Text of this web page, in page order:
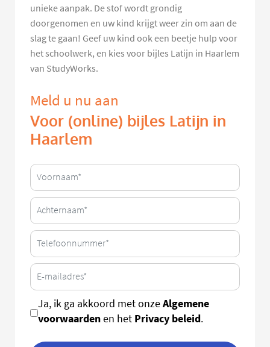
unieke aanpak. De stof wordt grondig
doorgenomen en uw kind krijgt weer zin om aan de
slag te gaan! Geef uw kind ook een beetje hulp voor
het schoolwerk, en kies voor bijles Latijn in Haarlem
van StudyWorks.
Meld u nu aan
Voor (online) bijles Latijn in
Haarlem
Ja, ik ga akkoord met onzeAlgemene
voorwaardenen het Privacy beleid.